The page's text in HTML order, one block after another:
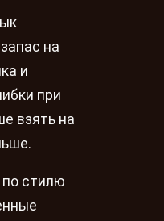
на
и
при
взять на
стилю